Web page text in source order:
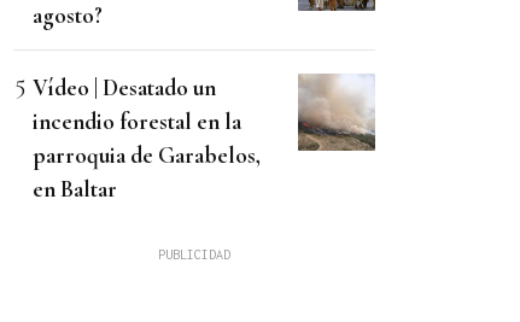
agosto?
Vídeo | Desatado un
incendio forestal en la
parroquia de Garabelos,
en Baltar